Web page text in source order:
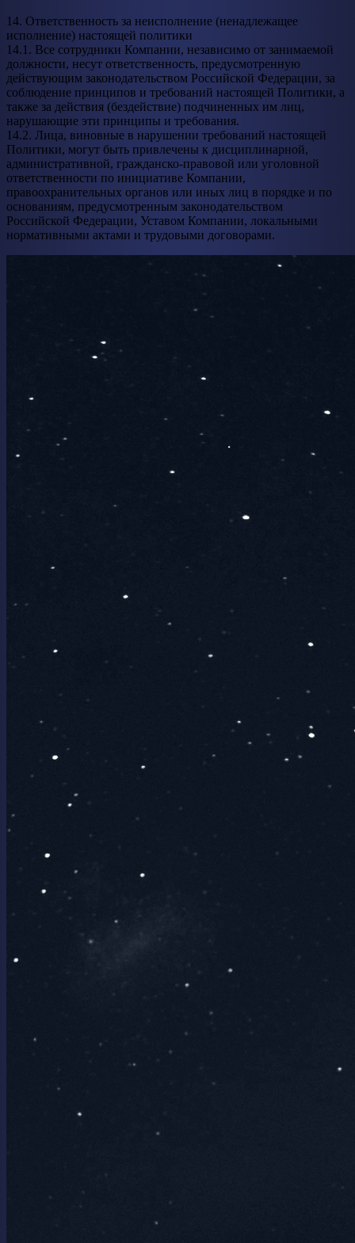
14. Ответственность за неисполнение (ненадлежащее
исполнение) настоящей политики
14.1. Все сотрудники Компании, независимо от занимаемой
должности, несут ответственность, предусмотренную
действующим законодательством Российской Федерации, за
соблюдение принципов и требований настоящей Политики, а
также за действия (бездействие) подчиненных им лиц,
нарушающие эти принципы и требования.
14.2. Лица, виновные в нарушении требований настоящей
Политики, могут быть привлечены к дисциплинарной,
административной, гражданско-правовой или уголовной
ответственности по инициативе Компании,
правоохранительных органов или иных лиц в порядке и по
основаниям, предусмотренным законодательством
Российской Федерации, Уставом Компании, локальными
нормативными актами и трудовыми договорами.